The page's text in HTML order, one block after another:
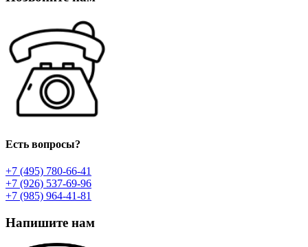
Есть вопросы?
+7 (495) 780-66-41
+7 (926) 537-69-96
+7 (985) 964-41-81
Напишите нам